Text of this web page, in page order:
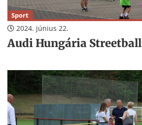
Sport
2024. június 22.
Audi Hungária Streetball